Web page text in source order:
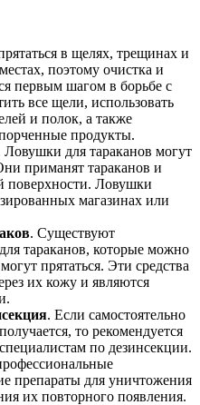
в щелях, трещинах и
поэтому очистка и
первым шагом в борьбе с
все щели, использовать
и полок, а также
продукты.
Ловушки для тараканов могут
приманят тараканов и
поверхности. Ловушки
магазинах или
. Существуют
тараканов, которые можно
прятаться. Эти средства
их кожу и являются
. Если самостоятельно
то рекомендуется
по дезинсекции.
препараты для уничтожения
их повторного появления.